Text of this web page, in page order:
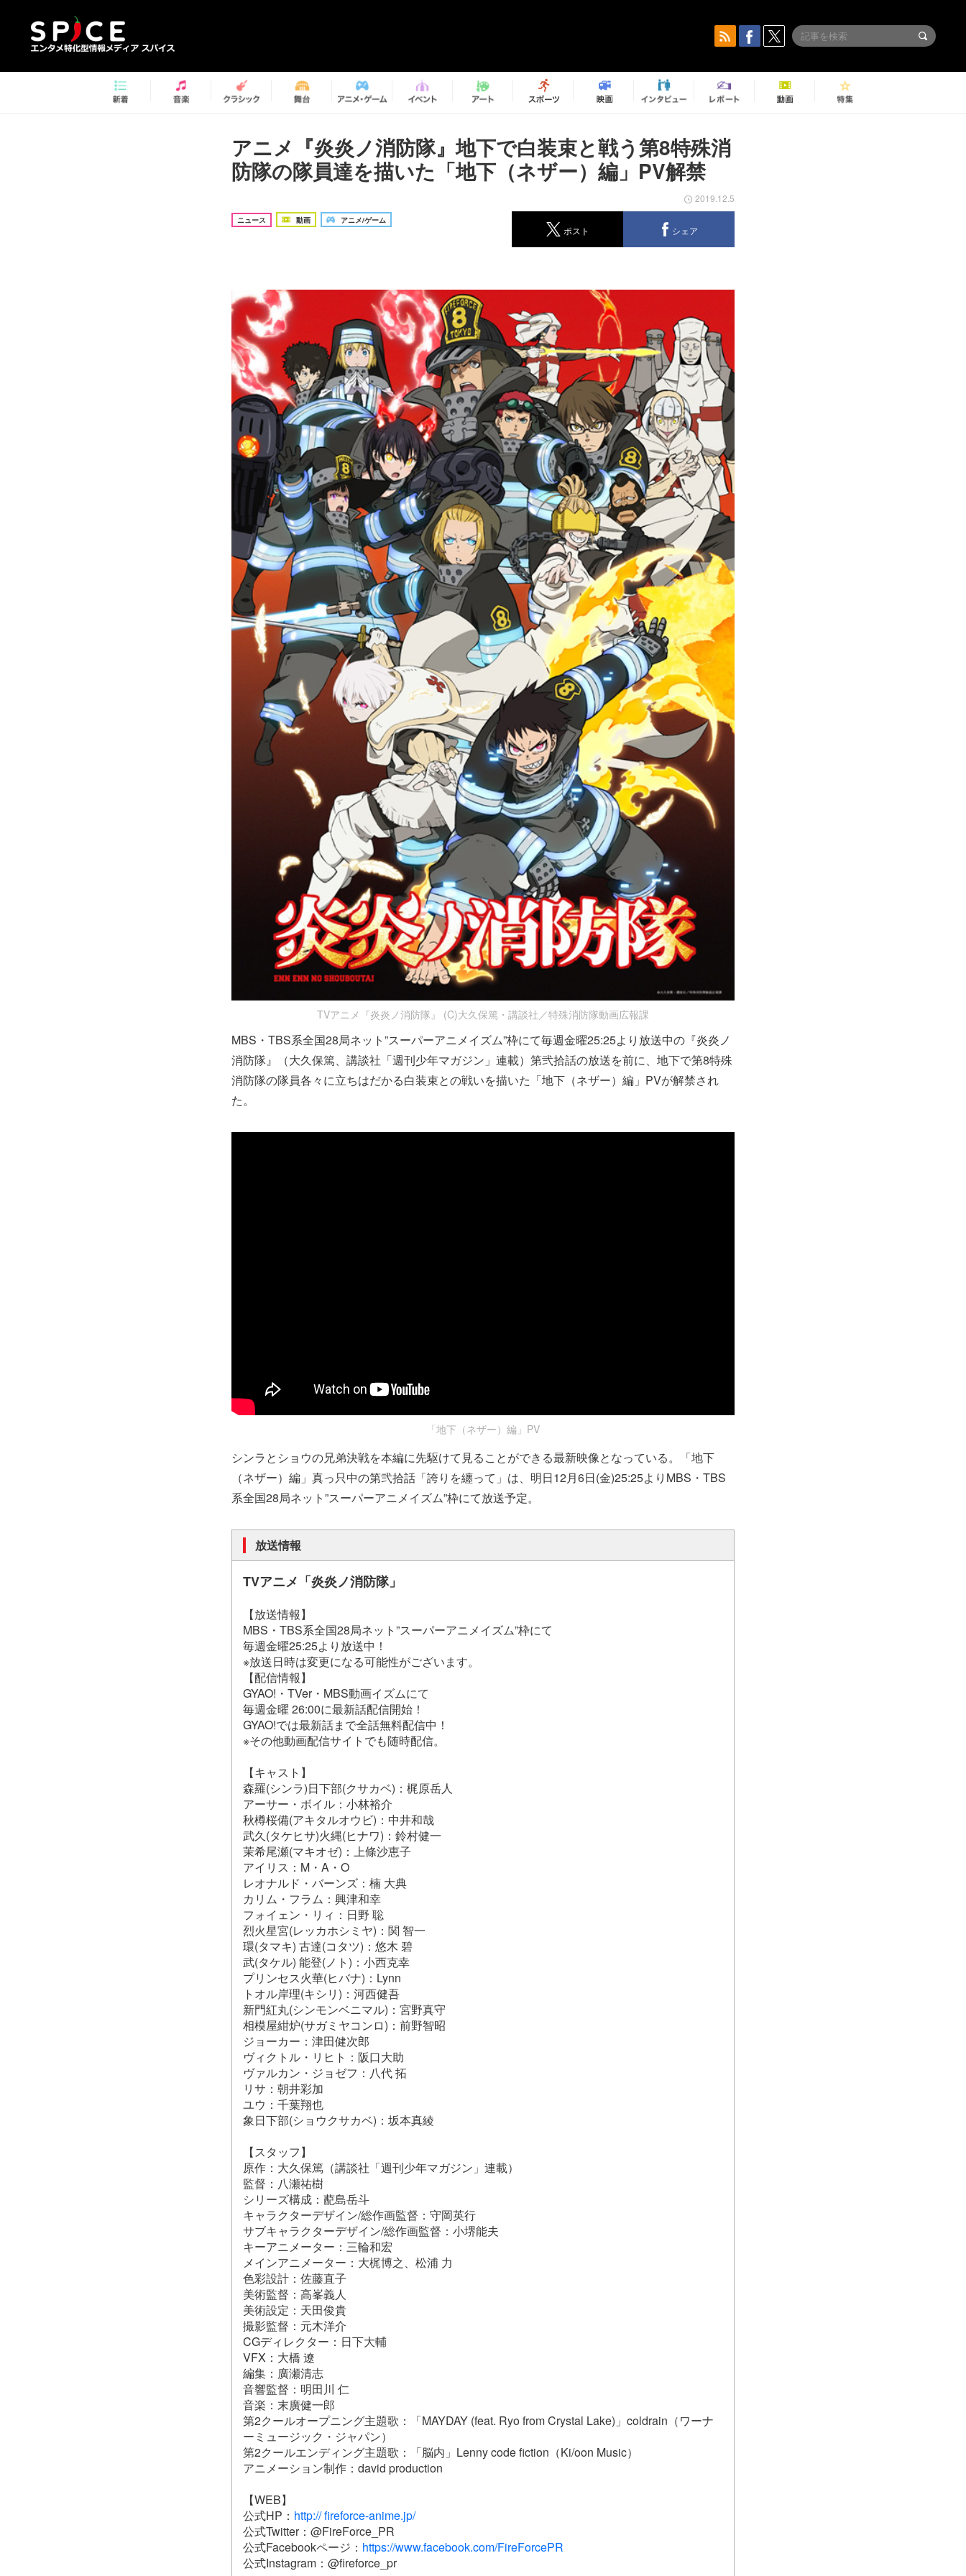
アニメ『炎炎ノ消防隊』地下で白装束と戦う第8特殊消
防隊の隊員達を描いた「地下（ネザー）編」PV解禁
ニュース 動画 アニメ/ゲーム
2019.12.5
ポスト シェア
TVアニメ『炎炎ノ消防隊』 (C)大久保篤・講談社／特殊消防隊動画広報課
MBS・TBS系全国28局ネット”スーパーアニメイズム”枠にて毎週金曜25:25より放送中の『炎炎ノ
消防隊』（大久保篤、講談社「週刊少年マガジン」連載）第弐拾話の放送を前に、地下で第8特殊
消防隊の隊員各々に立ちはだかる白装束との戦いを描いた「地下（ネザー）編」PVが解禁され
た。
「地下（ネザー）編」PV
シンラとショウの兄弟決戦を本編に先駆けて見ることができる最新映像となっている。「地下
（ネザー）編」真っ只中の第弐拾話「誇りを纏って」は、明日12月6日(金)25:25よりMBS・TBS
系全国28局ネット”スーパーアニメイズム”枠にて放送予定。
放送情報
TVアニメ「炎炎ノ消防隊」
【放送情報】
MBS・TBS系全国28局ネット”スーパーアニメイズム”枠にて
毎週金曜25:25より放送中！
※放送日時は変更になる可能性がございます。
【配信情報】
GYAO!・TVer・MBS動画イズムにて
毎週金曜 26:00に最新話配信開始！
GYAO!では最新話まで全話無料配信中！
※その他動画配信サイトでも随時配信。
【キャスト】
森羅(シンラ)日下部(クサカベ)：梶原岳人
アーサー・ボイル：小林裕介
秋樽桜備(アキタルオウビ)：中井和哉
武久(タケヒサ)火縄(ヒナワ)：鈴村健一
茉希尾瀬(マキオゼ)：上條沙恵子
アイリス：M・A・O
レオナルド・バーンズ：楠 大典
カリム・フラム：興津和幸
フォイェン・リィ：日野 聡
烈火星宮(レッカホシミヤ)：関 智一
環(タマキ) 古達(コタツ)：悠木 碧
武(タケル) 能登(ノト)：小西克幸
プリンセス火華(ヒバナ)：Lynn
トオル岸理(キシリ)：河西健吾
新門紅丸(シンモンベニマル)：宮野真守
相模屋紺炉(サガミヤコンロ)：前野智昭
ジョーカー：津田健次郎
ヴィクトル・リヒト：阪口大助
ヴァルカン・ジョゼフ：八代 拓
リサ：朝井彩加
ユウ：千葉翔也
象日下部(ショウクサカベ)：坂本真綾
【スタッフ】
原作：大久保篤（講談社「週刊少年マガジン」連載）
監督：八瀬祐樹
シリーズ構成：蓜島岳斗
キャラクターデザイン/総作画監督：守岡英行
サブキャラクターデザイン/総作画監督：小堺能夫
キーアニメーター：三輪和宏
メインアニメーター：大梶博之、松浦 力
色彩設計：佐藤直子
美術監督：高峯義人
美術設定：天田俊貴
撮影監督：元木洋介
CGディレクター：日下大輔
VFX：大橋 遼
編集：廣瀬清志
音響監督：明田川 仁
音楽：末廣健一郎
第2クールオープニング主題歌：「MAYDAY (feat. Ryo from Crystal Lake)」coldrain（ワーナ
ーミュージック・ジャパン）
第2クールエンディング主題歌：「脳内」Lenny code fiction（Ki/oon Music）
アニメーション制作：david production
【WEB】
公式HP： http:// fireforce-anime.jp/
公式Twitter：@FireForce_PR
公式Facebookページ： https://www.facebook.com/FireForcePR
公式Instagram：@fireforce_pr